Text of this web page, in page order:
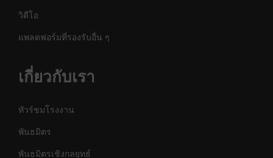
วิดีโอ
แพลตฟอร์มที่รองรับอื่น ๆ
เกี่ยวกับเรา
ทัวร์ชมโรงงาน
พันธมิตร
พันธมิตรเชิงกลยุทธ์